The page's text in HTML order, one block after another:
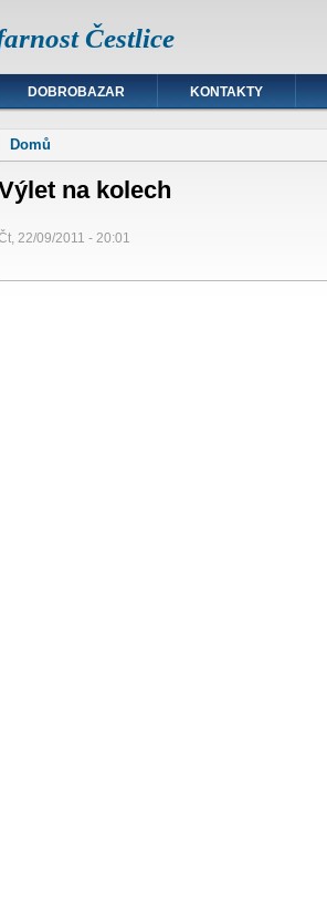
Čestlice
DOBROBAZAR KONTAKTY
Jste zde
Domů
na kolech
22/09/2011 - 20:01